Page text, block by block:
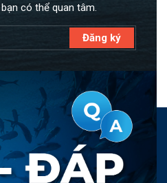
có thể quan tâm.